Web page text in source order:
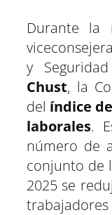
Durante la
y
Chust, la
del índice
laborales.
número de
conjunto de
2025 se
trabajadores